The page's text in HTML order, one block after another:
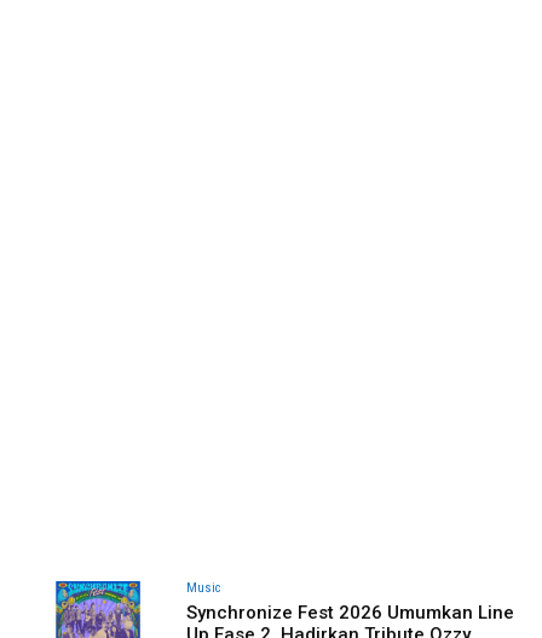
Music
Synchronize Fest 2026 Umumkan Line